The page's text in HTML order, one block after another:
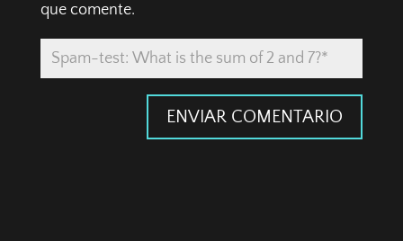
que comente.